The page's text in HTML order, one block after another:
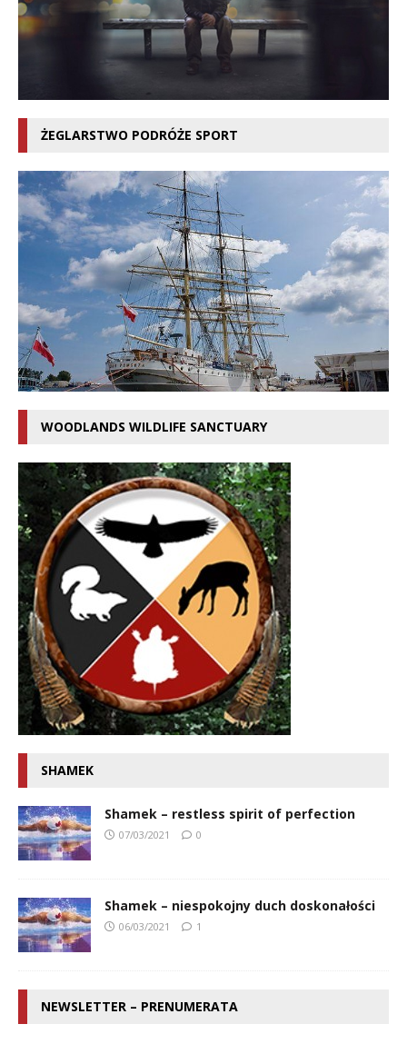
ŻEGLARSTWO PODRÓŻE SPORT
WOODLANDS WILDLIFE SANCTUARY
SHAMEK
Shamek – restless spirit of perfection
07/03/2021 0
Shamek – niespokojny duch doskonałości
06/03/2021 1
NEWSLETTER – PRENUMERATA